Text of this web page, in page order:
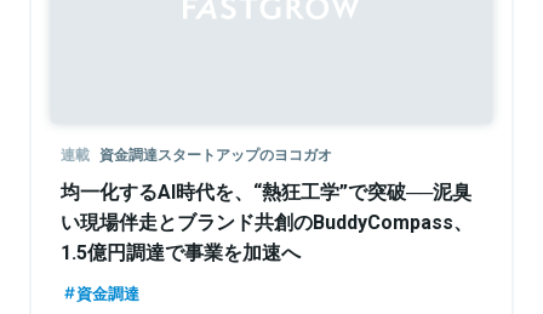
連載 資金調達スタートアップのヨコガオ
均一化するAI時代を、“熱狂工学”で突破──泥臭
い現場伴走とブランド共創のBuddyCompass、
1.5億円調達で事業を加速へ
資金調達